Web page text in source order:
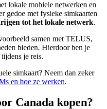
lokale mobiele netwerken en
gedoe met fysieke simkaarten
tot het lokale netwerk.
samen met TELUS,
bieden. Hierdoor ben je
je reis.
simkaart? Neem dan zeker
en hoe ze werken.
Canada kopen?